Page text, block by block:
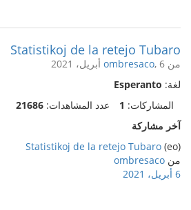
Statistikoj de la retejo Tubaro
من ombresaco, 6 أبريل، 2021
لغة: Esperanto
المشاركات: 1 عدد المشاهدات: 21686
آخر مشاركة
(eo)
Statistikoj de la retejo Tubaro
من ombresaco
6 أبريل، 2021